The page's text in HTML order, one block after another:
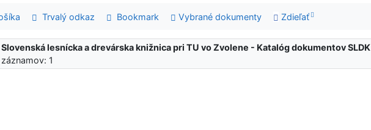
Trvalý odkaz Bookmark Vybrané dokumenty Zdieľať
Slovenská lesnícka a drevárska knižnica pri TU vo Zvolene - Katalóg dokumentov SLDK
1